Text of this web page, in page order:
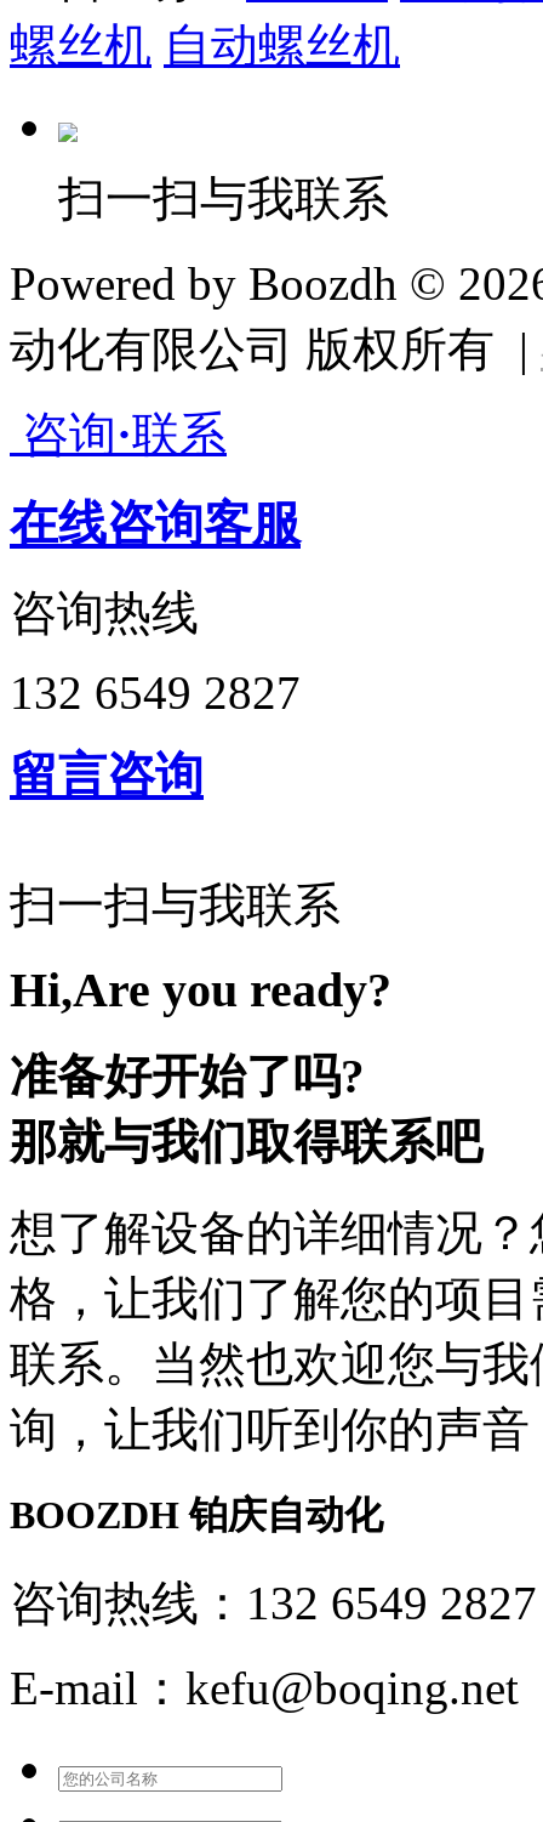
螺丝机 自动螺丝机
扫一扫与我联系
Powered by Boozdh ©
动化有限公司 版权所有 |
咨询·联系
在线咨询客服
咨询热线
132 6549 2827
留言咨询
扫一扫与我联系
Hi,Are you ready?
准备好开始了吗?
那就与我们取得联系吧
想了解设备的详细情况
格，让我们了解您的项
联系。当然也欢迎您与
询，让我们听到你的声音
BOOZDH铂庆自动化
咨询热线：132 6549 2827
E-mail：kefu@boqing.net